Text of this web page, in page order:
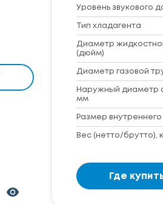
Уровень звукового
Тип хладагента
Диаметр
(дюйм)
Диаметр газовой
Наружный диаметр
мм
Размер
Вес (нетто/брутто),
Где